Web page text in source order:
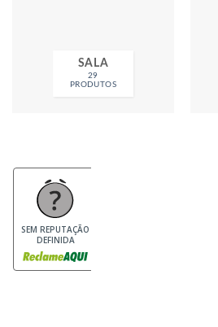
SALA
29
PRODUTOS
SEM REPUTAÇÃO
DEFINIDA